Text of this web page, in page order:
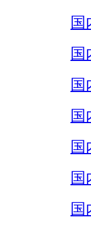
国
国
国
国
国
国
国